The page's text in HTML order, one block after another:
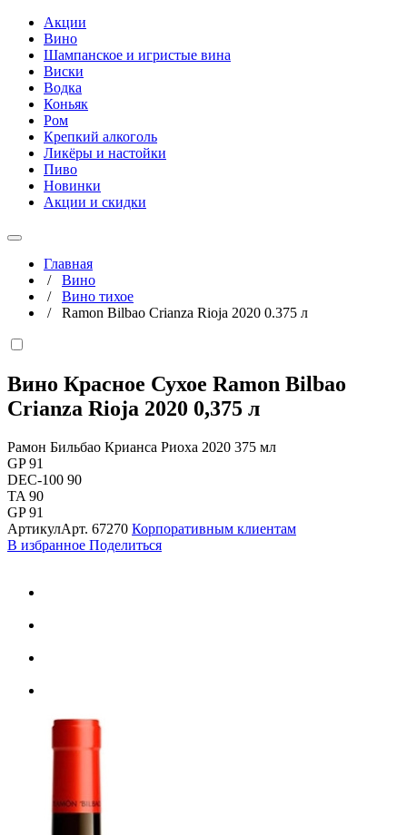
Акции
Вино
Шампанское и игристые вина
Виски
Водка
Коньяк
Ром
Крепкий алкоголь
Ликёры и настойки
Пиво
Новинки
Акции и скидки
Главная
/ Вино
/ Вино тихое
/ Ramon Bilbao Crianza Rioja 2020 0.375 л
Вино Красное Сухое Ramon Bilbao
Crianza Rioja 2020 0,375 л
Рамон Бильбао Крианса Риоха 2020 375 мл
GP 91
DEC-100 90
TA 90
GP 91
АртикулАрт. 67270 Корпоративным клиентам
В избранное Поделиться